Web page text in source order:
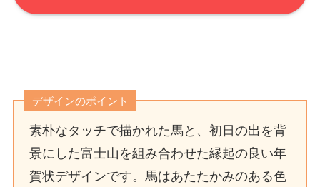
デザインのポイント
素朴なタッチで描かれた馬と、初日の出を背
景にした富士山を組み合わせた縁起の良い年
賀状デザインです。馬はあたたかみのある色